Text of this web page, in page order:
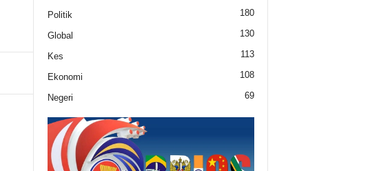
Politik 180
Global 130
Kes 113
Ekonomi 108
Negeri 69